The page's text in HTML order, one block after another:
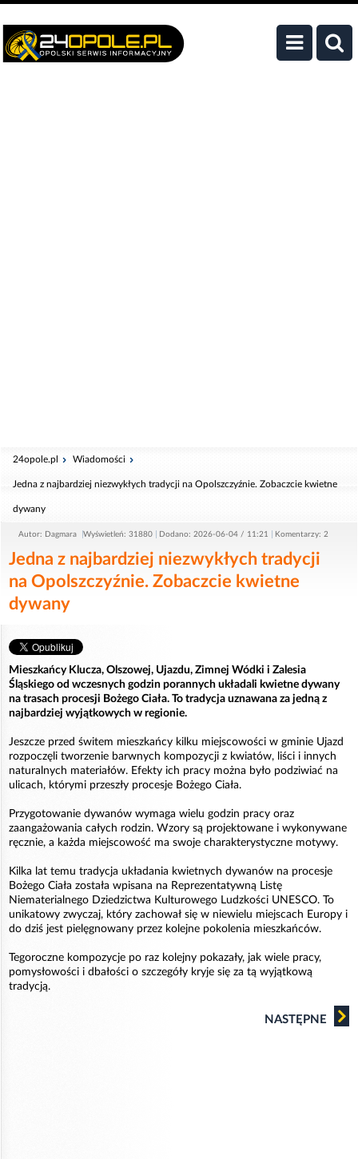
24opole.pl Wiadomości
Jedna z najbardziej niezwykłych tradycji na Opolszczyźnie. Zobaczcie kwietne
dywany
Autor: Dagmara Wyświetleń: 31880 Dodano: 2026-06-04 / 11:21 Komentarzy: 2
Jedna z najbardziej niezwykłych tradycji
na Opolszczyźnie. Zobaczcie kwietne
dywany
Mieszkańcy Klucza, Olszowej, Ujazdu, Zimnej Wódki i Zalesia
Śląskiego od wczesnych godzin porannych układali kwietne dywany
na trasach procesji Bożego Ciała. To tradycja uznawana za jedną z
najbardziej wyjątkowych w regionie.
Jeszcze przed świtem mieszkańcy kilku miejscowości w gminie Ujazd
rozpoczęli tworzenie barwnych kompozycji z kwiatów, liści i innych
naturalnych materiałów. Efekty ich pracy można było podziwiać na
ulicach, którymi przeszły procesje Bożego Ciała.
Przygotowanie dywanów wymaga wielu godzin pracy oraz
zaangażowania całych rodzin. Wzory są projektowane i wykonywane
ręcznie, a każda miejscowość ma swoje charakterystyczne motywy.
Kilka lat temu tradycja układania kwietnych dywanów na procesje
Bożego Ciała została wpisana na Reprezentatywną Listę
Niematerialnego Dziedzictwa Kulturowego Ludzkości UNESCO. To
unikatowy zwyczaj, który zachował się w niewielu miejscach Europy i
do dziś jest pielęgnowany przez kolejne pokolenia mieszkańców.
Tegoroczne kompozycje po raz kolejny pokazały, jak wiele pracy,
pomysłowości i dbałości o szczegóły kryje się za tą wyjątkową
tradycją.
NASTĘPNE